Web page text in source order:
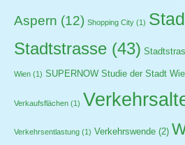
Aspern (12) Shopping City (1)
Stadtstrasse (43)
Wien (1) SUPERNOW Studie der Stadt
Verkaufsflächen (1)
Verkehrsentlastung (1) Verkehrswende (2)